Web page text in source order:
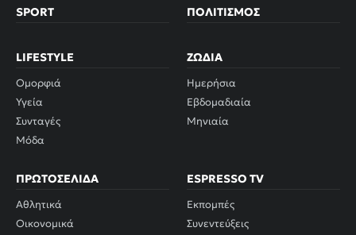
SPORT ΠΟΛΙΤΙΣΜΌΣ
LIFESTYLE
Ομορφιά
Υγεία
Συνταγές
Μόδα
ΖΏΔΙΑ
Ημερήσια
Εβδομαδιαία
Μηνιαία
ΠΡΩΤΟΣΈΛΙΔΑ
Αθλητικά
Οικονομικά
ESPRESSO TV
Εκπομπές
Συνεντεύξεις